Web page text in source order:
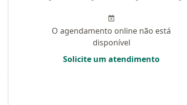
O agendamento online não está
disponível
Solicite um atendimento